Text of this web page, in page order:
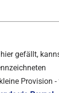
gefällt,
Provision -